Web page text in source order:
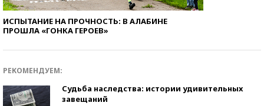
ИСПЫТАНИЕ НА ПРОЧНОСТЬ: В АЛАБИНЕ
ПРОШЛА «ГОНКА ГЕРОЕВ»
РЕКОМЕНДУЕМ:
Судьба наследства: истории удивительных
завещаний